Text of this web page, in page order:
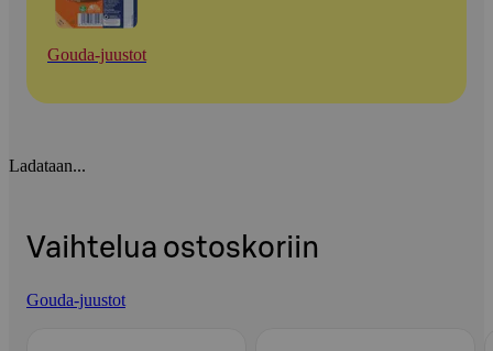
Gouda-juustot
Ladataan...
Vaihtelua ostoskoriin
Gouda-juustot